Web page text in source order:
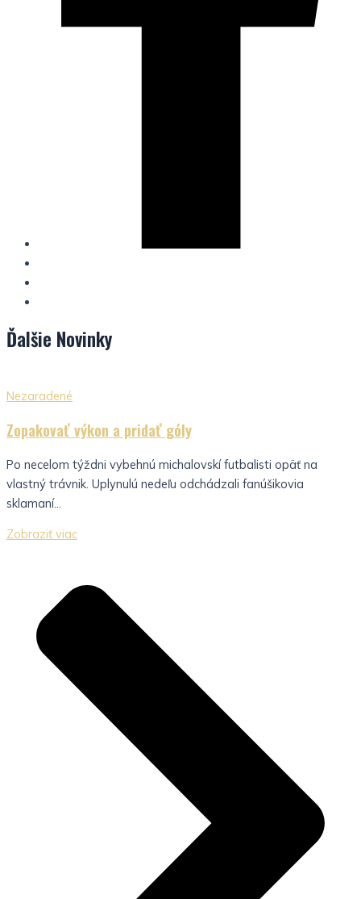
Ďalšie Novinky
Nezaradené
Zopakovať výkon a pridať góly
Po necelom týždni vybehnú michalovskí futbalisti opäť na
vlastný trávnik. Uplynulú nedeľu odchádzali fanúšikovia
sklamaní...
Zobraziť viac